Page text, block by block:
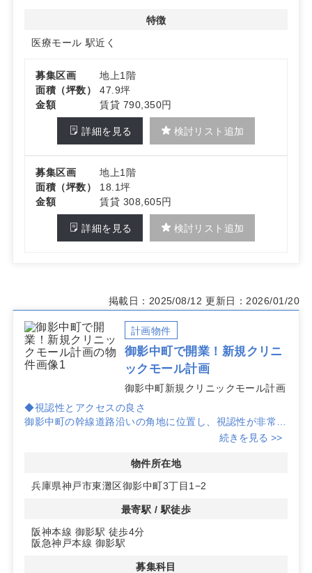
特徴
医療モール 駅近く
募集区画
地上1階
面積（坪数）
47.9坪
金額
賃貸 790,350円
詳細を見る 検討リスト追加
募集区画
地上1階
面積（坪数）
18.1坪
金額
賃貸 308,605円
詳細を見る 検討リスト追加
掲載日：2025/08/12 更新日：2026/01/20
計画物件
御影中町で開業！新規クリニ
ックモール計画
御影中町新規クリニックモール計画
◆視認性とアクセスの良さ
御影中町の幹線道路沿いの角地に位置し、視認性が非常に
高い物件です。阪神本線御影駅から徒歩4分の好立地で
物件から半径1.0km圏内には約4.4万人が居住しておりま
◆快適な施設環境
駐車場と駐輪場を完備予定で、車や自転車でのアクセスも
続きを見る >>
物件所在地
兵庫県神戸市東灘区御影中町3丁目1−2
最寄駅 / 駅徒歩
阪神本線 御影駅 徒歩4分
阪急神戸本線 御影駅
募集科目